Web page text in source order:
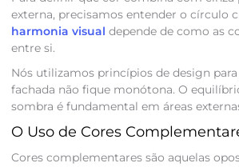
externa, precisamos entender o círculo
harmonia visual depende de como as
entre si.
Nós utilizamos princípios de design
fachada não fique monótona. O
sombra é fundamental em áreas
O Uso de Cores
Cores complementares são aquelas